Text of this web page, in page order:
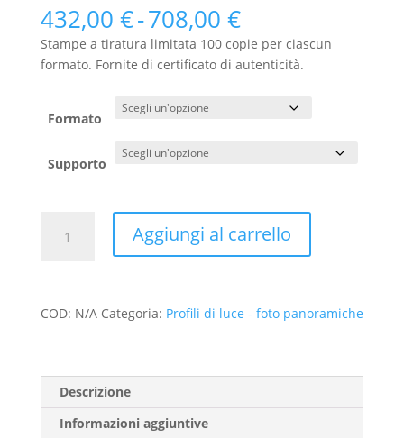
432,00 €-708,00 €Fascia
di
prezzo:
da
432,00 €
Stampe a tiratura limitata 100 copie per ciascun
formato. Fornite di certificato di autenticità.
Formato
Supporto
uno
splendido
panorama
Aggiungi al carrello
COD: N/A Categoria: Profili di luce - foto panoramiche
Descrizione
Informazioni aggiuntive